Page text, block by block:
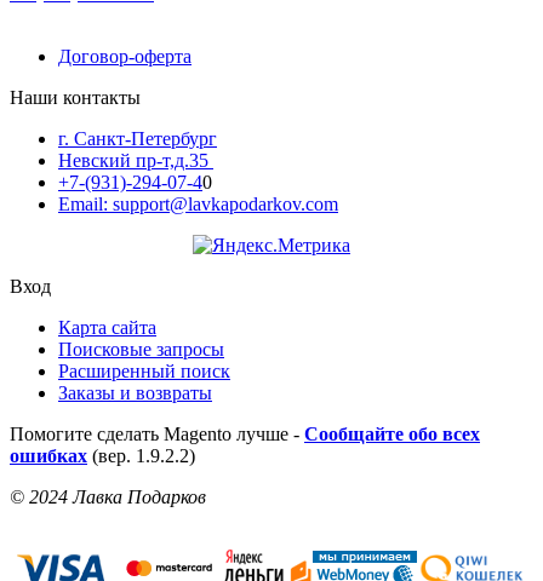
Договор-оферта
Наши контакты
г. Санкт-Петербург
Невский пр-т,д.35
+7-(931)-294-07-40
Email: support@lavkapodarkov.com
Вход
Карта сайта
Поисковые запросы
Расширенный поиск
Заказы и возвраты
Помогите сделать Magento лучше - Сообщайте обо всех
ошибках (вер. 1.9.2.2)
© 2024 Лавка Подарков